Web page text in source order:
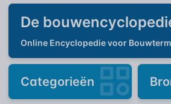
De
Online Encyclopedie voor
Categorieën